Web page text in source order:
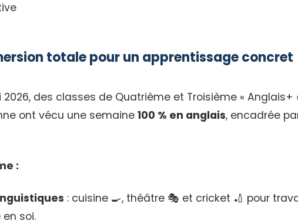
totale pour un apprentissage concret
2026, des classes de Quatrième et Troisième « Anglais+
ont vécu une semaine 100 % en anglais, encadrée
:
: cuisine 🍳, théâtre 🎭 et cricket 🏏 pour
soi.